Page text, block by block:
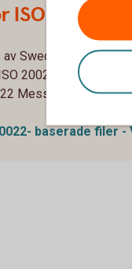
ISO20022-
av Swedbank och
20022-
Message
baserade filer -